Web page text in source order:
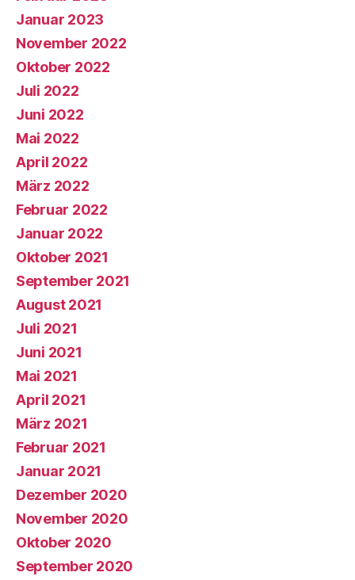
Januar 2023
November 2022
Oktober 2022
Juli 2022
Juni 2022
Mai 2022
April 2022
März 2022
Februar 2022
Januar 2022
Oktober 2021
September 2021
August 2021
Juli 2021
Juni 2021
Mai 2021
April 2021
März 2021
Februar 2021
Januar 2021
Dezember 2020
November 2020
Oktober 2020
September 2020